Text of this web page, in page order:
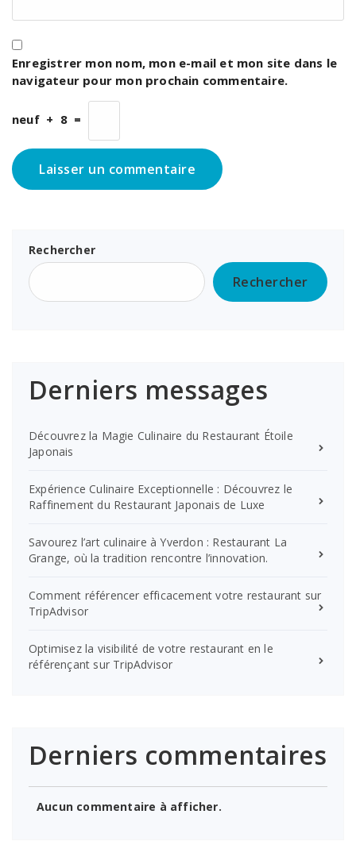
Enregistrer mon nom, mon e-mail et mon site dans le
navigateur pour mon prochain commentaire.
neuf + 8 =
Rechercher
Rechercher
Derniers messages
Découvrez la Magie Culinaire du Restaurant Étoile
Japonais
Expérience Culinaire Exceptionnelle : Découvrez le
Raffinement du Restaurant Japonais de Luxe
Savourez l’art culinaire à Yverdon : Restaurant La
Grange, où la tradition rencontre l’innovation.
Comment référencer efficacement votre restaurant sur
TripAdvisor
Optimisez la visibilité de votre restaurant en le
référençant sur TripAdvisor
Derniers commentaires
Aucun commentaire à afficher.